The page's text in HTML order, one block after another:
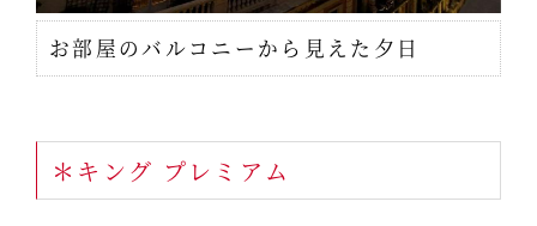
お部屋のバルコニーから見えた夕日
＊キング プレミアム